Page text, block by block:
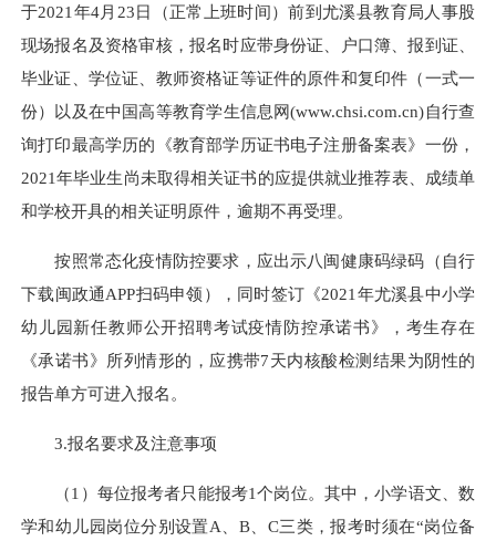
于2021年4月23日（正常上班时间）前到尤溪县教育局人事股
现场报名及资格审核，报名时应带身份证、户口簿、报到证、
毕业证、学位证、教师资格证等证件的原件和复印件（一式一
份）以及在中国高等教育学生信息网(www.chsi.com.cn)自行查
询打印最高学历的《教育部学历证书电子注册备案表》一份，
2021年毕业生尚未取得相关证书的应提供就业推荐表、成绩单
和学校开具的相关证明原件，逾期不再受理。
按照常态化疫情防控要求，应出示八闽健康码绿码（自行
下载闽政通APP扫码申领），同时签订《2021年尤溪县中小学
幼儿园新任教师公开招聘考试疫情防控承诺书》，考生存在
《承诺书》所列情形的，应携带7天内核酸检测结果为阴性的
报告单方可进入报名。
3.报名要求及注意事项
（1）每位报考者只能报考1个岗位。其中，小学语文、数
学和幼儿园岗位分别设置A、B、C三类，报考时须在“岗位备